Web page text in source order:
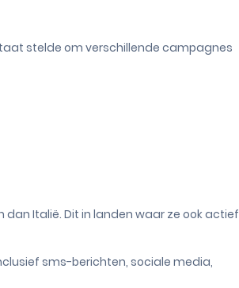
stelde om verschillende campagnes
Italië. Dit in landen waar ze ook actief
sms-berichten, sociale media,